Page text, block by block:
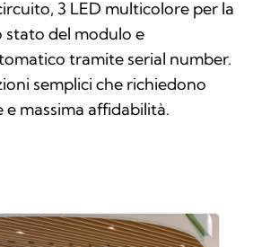
3 LED multicolore per la
stato del modulo e
tramite serial number.
semplici che richiedono
massima affidabilità.